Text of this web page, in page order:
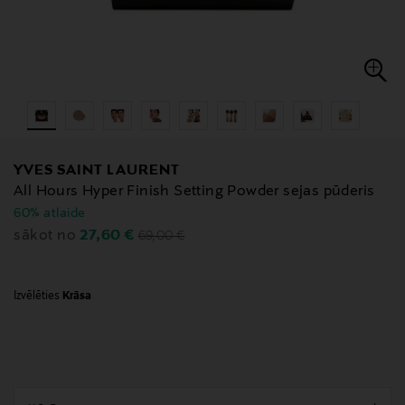
YVES SAINT LAURENT
All Hours Hyper Finish Setting Powder sejas pūderis
60% atlaide
sākot no Discounted Price
27,60 € Original Price
69,00 €
Izvēlēties Krāsa